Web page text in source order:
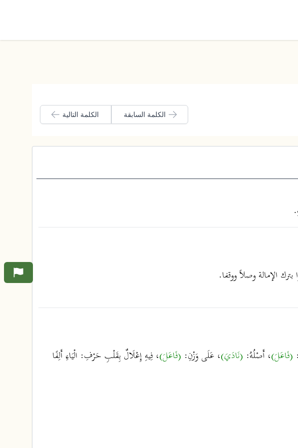
الكلمة السابقة الكلمة التالية
بترك الإمالة وصلاً ووقفا.
(فَاعَلَ)، أَصْلُهُ: (نَادَيَ)، عَلَى وَزْنِ: (فَاعَلَ)، فِيهِ إِعْلَالٌ بِقَلْبِ حَرْفِ: الْيَاءِ أَلِفًا